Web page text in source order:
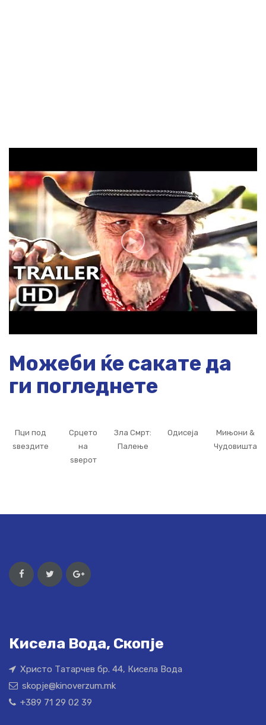
Можеби ќе сакате да
ги погледнете
Пци под
ѕвездите
Срцето
на
ѕверот
Зла Смрт:
Палење
Одисеја
Мињони &
Чудовишта
Кисела Вода, Скопје
Христо Татарчев бр. 44, Кисела Вода
skopje@kinoverzum.mk
+389 71 29 02 39